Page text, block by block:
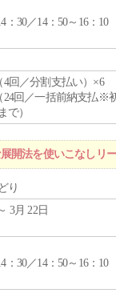
：30／14：50～16：10
4回／分割支払い）×6
24回／一括前納支払※
で）
開法を使いこなしリ
り
3月 22日
：30／14：50～16：10